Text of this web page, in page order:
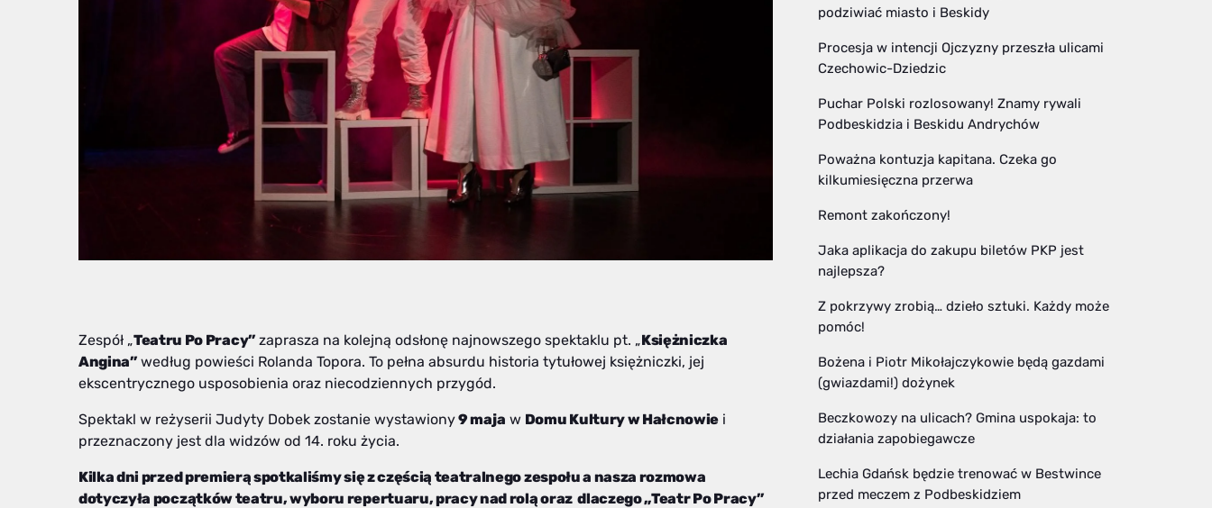
Zespół „Teatru Po Pracy”zaprasza na kolejną odsłonę najnowszego spektaklu pt. „Księżniczka
Angina”według powieści Rolanda Topora. To pełna absurdu historia tytułowej księżniczki, jej
ekscentrycznego usposobienia oraz niecodziennych przygód.
Spektakl w reżyserii Judyty Dobek zostanie wystawiony9 maja w Domu Kultury w Hałcnowie i
przeznaczony jest dla widzów od 14. roku życia.
Kilka dni przed premierą spotkaliśmy się z częścią teatralnego zespołu a nasza rozmowa
dotyczyła początków teatru, wyboru repertuaru, pracy nad rolą oraz dlaczego „Teatr Po Pracy”
podziwiać miasto i Beskidy
Procesja w intencji Ojczyzny przeszła ulicami
Czechowic-Dziedzic
Puchar Polski rozlosowany! Znamy rywali
Podbeskidzia i Beskidu Andrychów
Poważna kontuzja kapitana. Czeka go
kilkumiesięczna przerwa
Remont zakończony!
Jaka aplikacja do zakupu biletów PKP jest
najlepsza?
Z pokrzywy zrobią… dzieło sztuki. Każdy może
pomóc!
Bożena i Piotr Mikołajczykowie będą gazdami
(gwiazdami!) dożynek
Beczkowozy na ulicach? Gmina uspokaja: to
działania zapobiegawcze
Lechia Gdańsk będzie trenować w Bestwince
przed meczem z Podbeskidziem